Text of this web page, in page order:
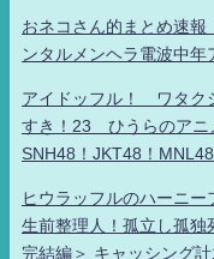
おネコさん的まとめ速
ンタルメンヘラ電波中
アイドッフル！ ワタク
すき！23 ひうらのアニ
SNH48！JKT48！
ヒウラッフルのハーニー
生前整理人！孤立し孤独
完結編＞ キャッシング